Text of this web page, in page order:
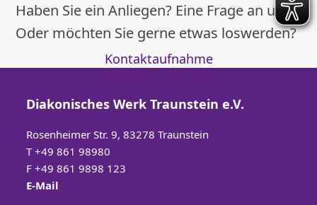
Haben Sie ein Anliegen? Eine Frage an uns?
Oder möchten Sie gerne etwas loswerden?
Kontaktaufnahme
Diakonisches Werk Traunstein e.V.
Rosenheimer Str. 9, 83278 Traunstein
T+49 861 98980
F +49 861 9898 123
E-Mail